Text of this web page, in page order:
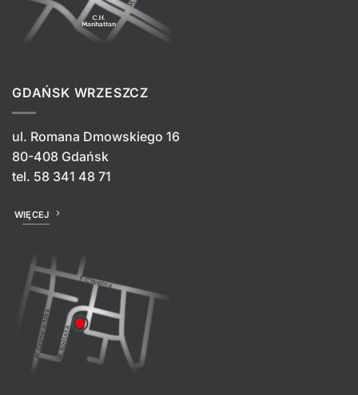
GDAŃSK WRZESZCZ
ul. Romana Dmowskiego 16
80-408 Gdańsk
tel. 58 341 48 71
WIĘCEJ